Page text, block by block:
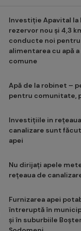
Investiție Apavital la
rezervor nou și 4,3
conducte noi pentru
alimentarea cu apă
comune
Apă de la robinet –
pentru comunitate,
Investițiile in rețeaua
canalizare sunt
apei
Nu dirijați apele
rețeaua de
Furnizarea apei
întreruptă în
și în suburbiile